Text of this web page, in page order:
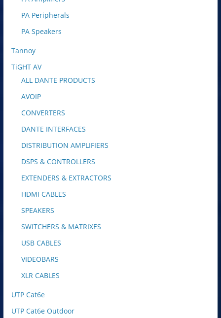
PA Peripherals
PA Speakers
Tannoy
TiGHT AV
ALL DANTE PRODUCTS
AVOIP
CONVERTERS
DANTE INTERFACES
DISTRIBUTION AMPLIFIERS
DSPS & CONTROLLERS
EXTENDERS & EXTRACTORS
HDMI CABLES
SPEAKERS
SWITCHERS & MATRIXES
USB CABLES
VIDEOBARS
XLR CABLES
UTP Cat6e
UTP Cat6e Outdoor